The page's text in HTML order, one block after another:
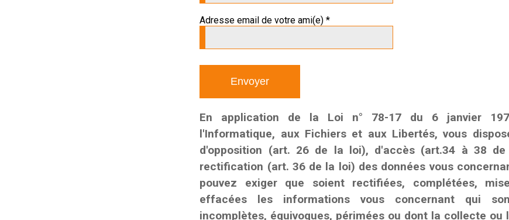
Adresse email de votre ami(e) *
En application de la Loi n° 78-17 du 6 janvier
l'Informatique, aux Fichiers et aux Libertés, vous
d'opposition (art. 26 de la loi), d'accès (art.34 à 38
rectification (art. 36 de la loi) des données vous
pouvez exiger que soient rectifiées, complétées,
effacées les informations vous concernant qui
incomplètes, équivoques, périmées ou dont la collecte ou